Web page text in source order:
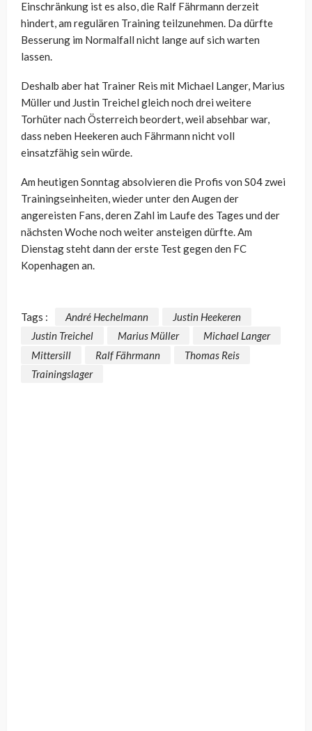
Einschränkung ist es also, die Ralf Fährmann derzeit
hindert, am regulären Training teilzunehmen. Da dürfte
Besserung im Normalfall nicht lange auf sich warten
lassen.
Deshalb aber hat Trainer Reis mit Michael Langer, Marius
Müller und Justin Treichel gleich noch drei weitere
Torhüter nach Österreich beordert, weil absehbar war,
dass neben Heekeren auch Fährmann nicht voll
einsatzfähig sein würde.
Am heutigen Sonntag absolvieren die Profis von S04 zwei
Trainingseinheiten, wieder unter den Augen der
angereisten Fans, deren Zahl im Laufe des Tages und der
nächsten Woche noch weiter ansteigen dürfte. Am
Dienstag steht dann der erste Test gegen den FC
Kopenhagen an.
Tags : André Hechelmann
Justin Heekeren
Justin Treichel
Marius Müller
Michael Langer
Mittersill
Ralf Fährmann
Thomas Reis
Trainingslager